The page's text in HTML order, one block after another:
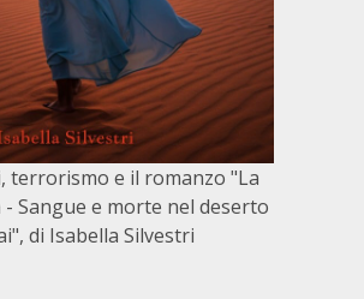
terrorismo e il romanzo "La
Sangue e morte nel deserto
di Isabella Silvestri